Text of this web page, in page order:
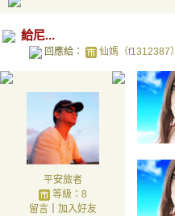
給尼...
回應給： 仙媽（f1312387）
平安旅者
等級：8
留言｜ 加入好友